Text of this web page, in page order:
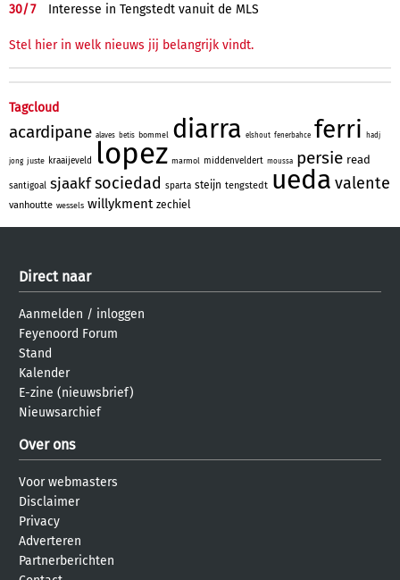
30/7 Interesse in Tengstedt vanuit de MLS
Stel hier in welk nieuws jij belangrijk vindt.
Tagcloud
acardipane alaves betis bommel diarra elshout fenerbahce ferri hadj
jong juste kraaijeveld lopez marmol middenveldert moussa persie read
santigoal sjaakfsociedad sparta steijn tengstedt ueda valente
vanhoutte wessels willykment zechiel
Direct naar
Aanmelden / inloggen
Feyenoord Forum
Stand
Kalender
E-zine (nieuwsbrief)
Nieuwsarchief
Over ons
Voor webmasters
Disclaimer
Privacy
Adverteren
Partnerberichten